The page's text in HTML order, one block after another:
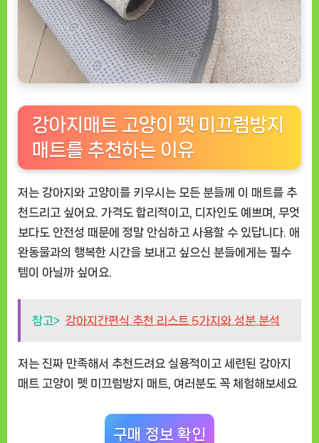
강아지매트 고양이 펫 미끄럼방지
매트를 추천하는 이유
저는 강아지와 고양이를 키우시는 모든 분들께 이 매트를 추
천드리고 싶어요. 가격도 합리적이고, 디자인도 예쁘며, 무엇
보다도 안전성 때문에 정말 안심하고 사용할 수 있답니다. 애
완동물과의 행복한 시간을 보내고 싶으신 분들에게는 필수
템이 아닐까 싶어요.
참고> 강아지간편식 추천 리스트 5가지와 성분 분석
저는 진짜 만족해서 추천드려요 실용적이고 세련된 강아지
매트 고양이 펫 미끄럼방지 매트, 여러분도 꼭 체험해보세요
구매 정보 확인